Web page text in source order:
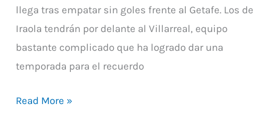
llega tras empatar sin goles frente al Getafe. Los de
Iraola tendrán por delante al Villarreal, equipo
bastante complicado que ha logrado dar una
temporada para el recuerdo
Santander
Read More »